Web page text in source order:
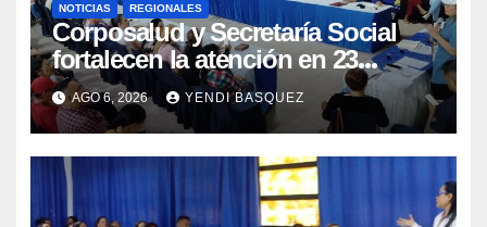
NOTICIAS REGIONALES
Corposalud y Secretaría Social
fortalecen la atención en 23
municipios
AGO 6, 2026 YENDI BASQUEZ